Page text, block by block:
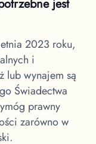
jest
2023 roku,
i
lub wynajem są
Świadectwa
prawny
zarówno w